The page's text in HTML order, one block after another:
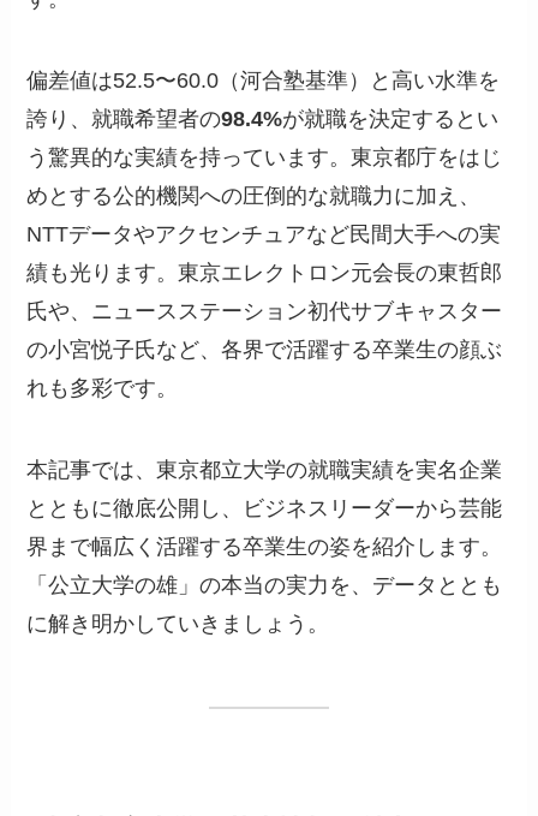
偏差値は52.5〜60.0（河合塾基準）と高い水準を
誇り、就職希望者の98.4%が就職を決定するとい
う驚異的な実績を持っています。東京都庁をはじ
めとする公的機関への圧倒的な就職力に加え、
NTTデータやアクセンチュアなど民間大手への実
績も光ります。東京エレクトロン元会長の東哲郎
氏や、ニュースステーション初代サブキャスター
の小宮悦子氏など、各界で活躍する卒業生の顔ぶ
れも多彩です。
本記事では、東京都立大学の就職実績を実名企業
とともに徹底公開し、ビジネスリーダーから芸能
界まで幅広く活躍する卒業生の姿を紹介します。
「公立大学の雄」の本当の実力を、データととも
に解き明かしていきましょう。